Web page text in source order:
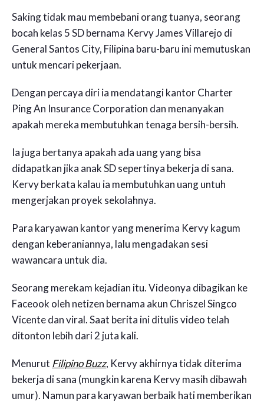
Saking tidak mau membebani orang tuanya, seorang
bocah kelas 5 SD bernama Kervy James Villarejo di
General Santos City, Filipina baru-baru ini memutuskan
untuk mencari pekerjaan.
Dengan percaya diri ia mendatangi kantor Charter
Ping An Insurance Corporation dan menanyakan
apakah mereka membutuhkan tenaga bersih-bersih.
Ia juga bertanya apakah ada uang yang bisa
didapatkan jika anak SD sepertinya bekerja di sana.
Kervy berkata kalau ia membutuhkan uang untuh
mengerjakan proyek sekolahnya.
Para karyawan kantor yang menerima Kervy kagum
dengan keberaniannya, lalu mengadakan sesi
wawancara untuk dia.
Seorang merekam kejadian itu. Videonya dibagikan ke
Faceook oleh netizen bernama akun Chriszel Singco
Vicente dan viral. Saat berita ini ditulis video telah
ditonton lebih dari 2 juta kali.
Menurut Filipino Buzz, Kervy akhirnya tidak diterima
bekerja di sana (mungkin karena Kervy masih dibawah
umur). Namun para karyawan berbaik hati memberikan